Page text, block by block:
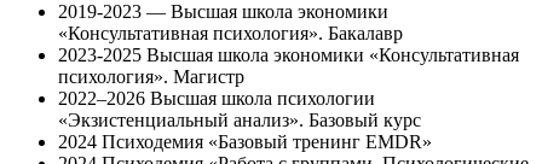
2019-2023 — Высшая школа экономики
«Консультативная психология». Бакалавр
2023-2025 Высшая школа экономики «Консультативная
психология». Магистр
2022–2026 Высшая школа психологии
«Экзистенциальный анализ». Базовый курс
2024 Психодемия «Базовый тренинг EMDR»